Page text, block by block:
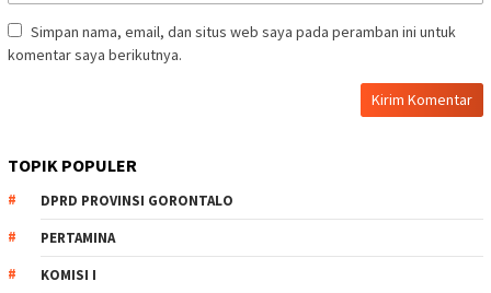
Simpan nama, email, dan situs web saya pada peramban ini untuk
komentar saya berikutnya.
TOPIK POPULER
DPRD PROVINSI GORONTALO
PERTAMINA
KOMISI I